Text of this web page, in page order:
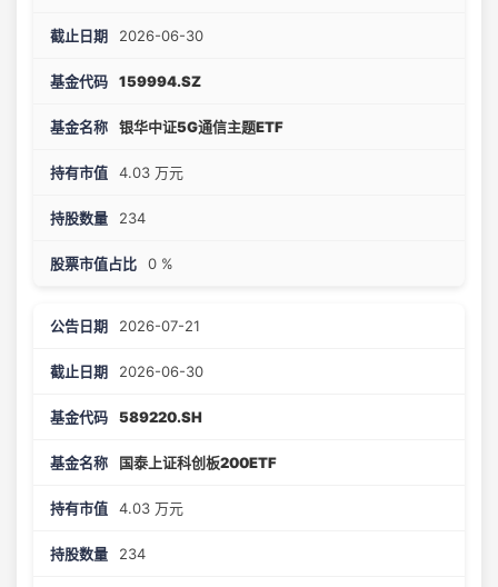
2026-06-30
159994.SZ
银华中证5G通信主题ETF
4.03 万元
234
0 %
2026-07-21
2026-06-30
589220.SH
国泰上证科创板200ETF
4.03 万元
234